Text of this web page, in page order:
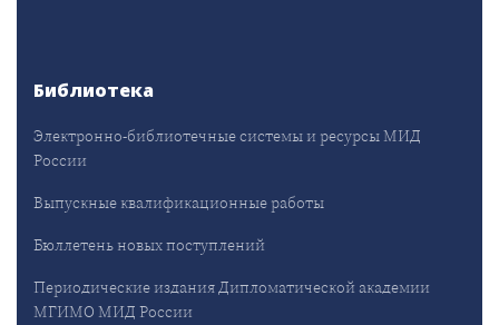
Библиотека
Электронно-библиотечные системы и ресурсы МИД
России
Выпускные квалификационные работы
Бюллетень новых поступлений
Периодические издания Дипломатической академии
МГИМО МИД России